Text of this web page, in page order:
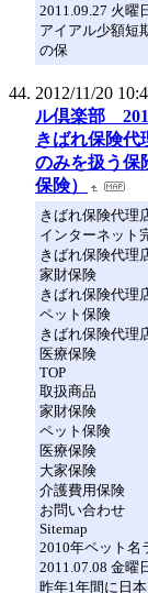
2011.09.27 火曜
アイアル少額短
の保
2012/11/20
ル倶楽部
きばれ保険
のみを扱う保
保険）
きばれ保険代理
インターネット
きばれ保険代理
家財保険
きばれ保険代理
ペット保険
きばれ保険代理
医療保険
TOP
取扱商品
家財保険
ペット保険
医療保険
大家保険
介護費用保険
お問い合わせ
Sitemap
2010年ペット名
2011.07.08 金曜
昨年1年間に日